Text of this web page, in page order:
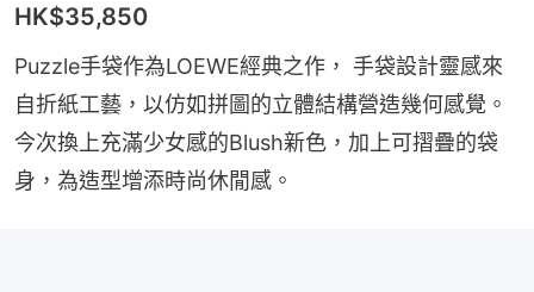
HK$35,850
Puzzle手袋作為LOEWE經典之作， 手袋設計靈感來
自折紙工藝，以仿如拼圖的立體結構營造幾何感覺。
今次換上充滿少女感的Blush新色，加上可摺疊的袋
身，為造型增添時尚休閒感。